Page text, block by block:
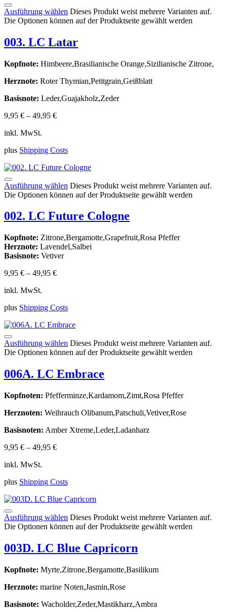
Ausführung wählen Dieses Produkt weist mehrere Varianten auf.
Die Optionen können auf der Produktseite gewählt werden
003. LC Latar
Kopfnote: Himbeere,Brasilianische Orange,Sizilianische Zitrone,
Herznote: Roter Thymian,Petitgrain,Geißblatt
Basisnote: Leder,Guajakholz,Zeder
9,95 € – 49,95 €
inkl. MwSt.
plus Shipping Costs
Ausführung wählen Dieses Produkt weist mehrere Varianten auf.
Die Optionen können auf der Produktseite gewählt werden
002. LC Future Cologne
Kopfnote: Zitrone,Bergamotte,Grapefruit,Rosa Pfeffer
Herznote: Lavendel,Salbei
Basisnote: Vetiver
9,95 € – 49,95 €
inkl. MwSt.
plus Shipping Costs
Ausführung wählen Dieses Produkt weist mehrere Varianten auf.
Die Optionen können auf der Produktseite gewählt werden
006A. LC Embrace
Kopfnoten: Pfefferminze,Kardamom,Zimt,Rosa Pfeffer
Herznoten: Weihrauch Olibanum,Patschuli,Vetiver,Rose
Basisnoten: Amber Xtreme,Leder,Ladanharz
9,95 € – 49,95 €
inkl. MwSt.
plus Shipping Costs
Ausführung wählen Dieses Produkt weist mehrere Varianten auf.
Die Optionen können auf der Produktseite gewählt werden
003D. LC Blue Capricorn
Kopfnote: Myrte,Zitrone,Bergamotte,Basilikum
Herznote: marine Noten,Jasmin,Rose
Basisnote: Wacholder,Zeder,Mastikharz,Ambra